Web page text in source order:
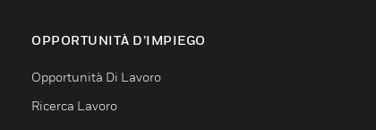
OPPORTUNITÀ D’IMPIEGO
Opportunità Di Lavoro
Ricerca Lavoro